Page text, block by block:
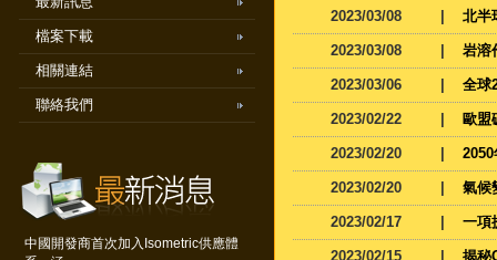
檔案下載
相關連結
聯絡我們
中國開發商首次加入Isometric供應體
2023/03/08 北半
2023/03/08 岩溶
2023/03/06 全球
2023/02/22 歐盟
2023/02/20
2023/02/20 氣候
2023/02/17 一項
2023/02/15 揭秘